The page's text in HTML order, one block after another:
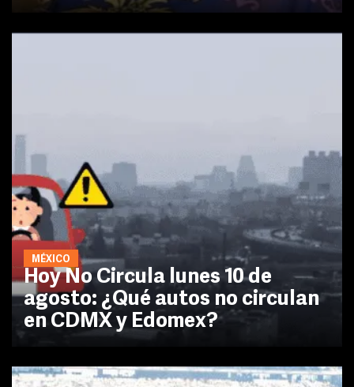
MÉXICO
Hoy No Circula lunes 10 de
agosto: ¿Qué autos no circulan
en CDMX y Edomex?